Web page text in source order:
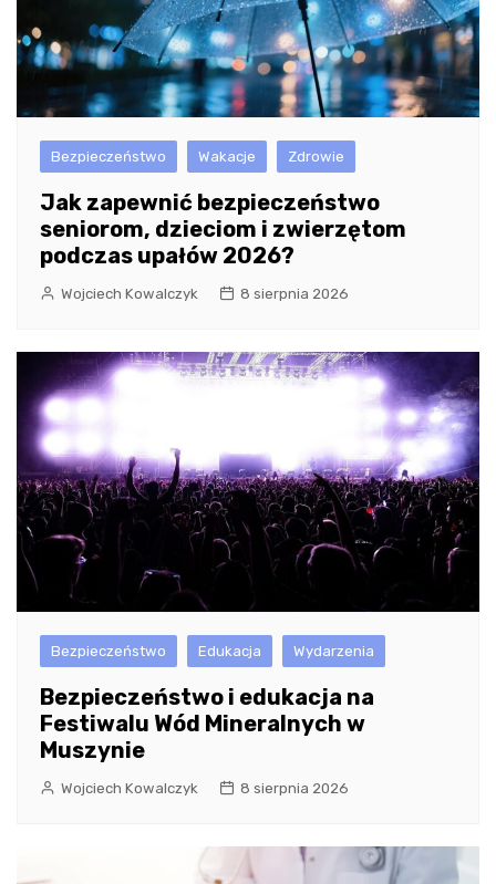
Bezpieczeństwo Wakacje Zdrowie
Jak zapewnić bezpieczeństwo
seniorom, dzieciom i zwierzętom
podczas upałów 2026?
Wojciech Kowalczyk 8 sierpnia 2026
Bezpieczeństwo Edukacja Wydarzenia
Bezpieczeństwo i edukacja na
Festiwalu Wód Mineralnych w
Muszynie
Wojciech Kowalczyk 8 sierpnia 2026